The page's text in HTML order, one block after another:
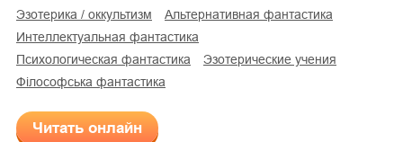
эзотерика / оккультизм
альтернативная фантастика
интеллектуальная фантастика
психологическая фантастика
эзотерические учения
філософська фантастика
Читать онлайн